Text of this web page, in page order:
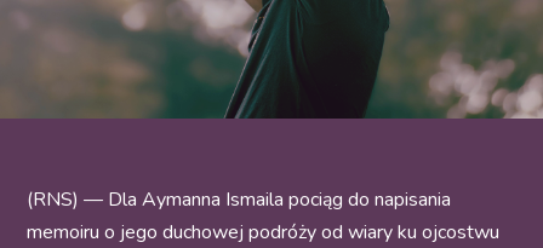
(RNS) — Dla Aymanna Ismaila pociąg do napisania
memoiru o jego duchowej podróży od wiary ku ojcostwu